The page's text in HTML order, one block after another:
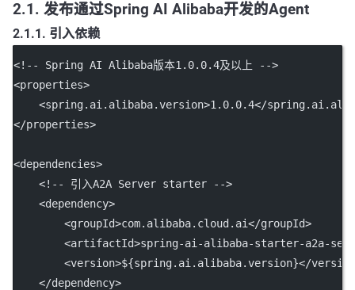
2.1. 发布通过Spring AI Alibaba开发的Agent
2.1.1. 引入依赖
<!-- Spring AI Alibaba版本1.0.0.4及以上 -->
<properties>
    <
spring.ai.alibaba.version>1.0.0.4</
</properties>
<dependencies>
<!-- 引入A2A Server starter -->
    <
dependency>
        <
groupId>com.alibaba.cloud.ai</groupId>
        <
artifactId>spring-ai-alibaba-starter-a2a-
        <
version>${spring.ai.alibaba.version}</version
    </
dependency>